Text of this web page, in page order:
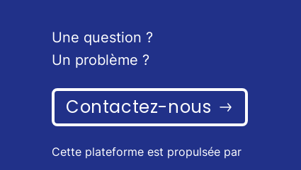
Une question ?
Un problème ?
Contactez-nous
Cette plateforme est propulsée par